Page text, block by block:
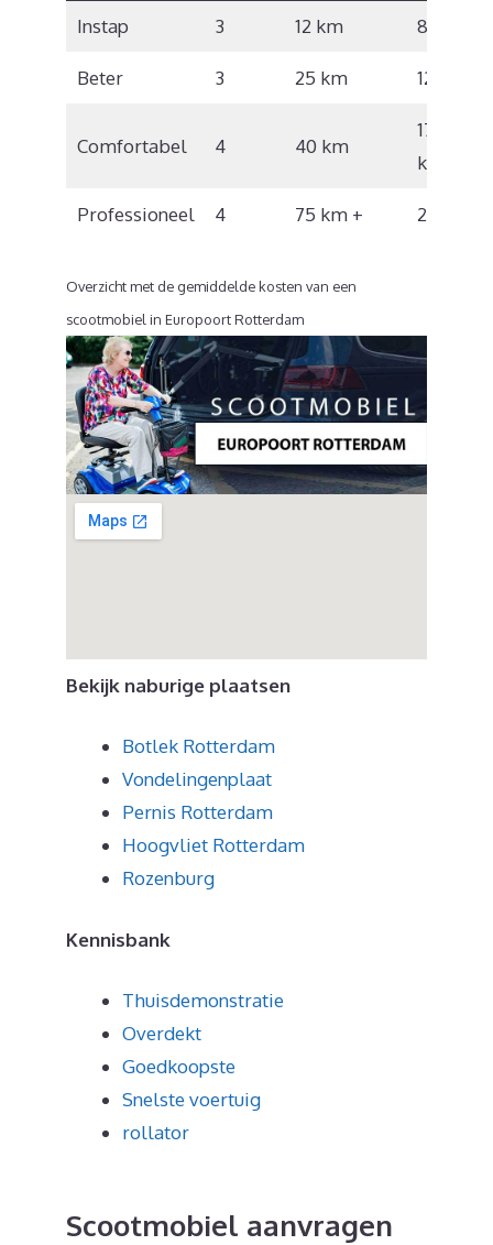
Instap 3 12 km 8 km/u
Beter 3 25 km 12 km/u
Comfortabel 4 40 km
17 – 18
km/u
Professioneel 4 75 km + 20 km/u
Overzicht met de gemiddelde kosten van een
scootmobiel in Europoort Rotterdam
Bekijk naburige plaatsen
Botlek Rotterdam
Vondelingenplaat
Pernis Rotterdam
Hoogvliet Rotterdam
Rozenburg
Kennisbank
Thuisdemonstratie
Overdekt
Goedkoopste
Snelste voertuig
rollator
Scootmobiel aanvragen